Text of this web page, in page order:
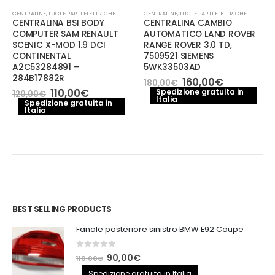
CENTRALINE, LUCI E PARTI ELETTRICHE
CENTRALINA BSI BODY
COMPUTER SAM RENAULT
SCENIC X-MOD 1.9 DCI
CONTINENTAL
A2C53284891 –
284B17882R
120,00€ Il
prezzo
originale
110,00€Il
prezzo
attuale
Spedizione gratuita in
Italia
CENTRALINE, LUCI E PARTI ELETTRICHE
CENTRALINA CAMBIO
AUTOMATICO LAND ROVER
RANGE ROVER 3.0 TD,
7509521 SIEMENS
5WK33503AD
180,00€ Il
prezzo
originale
160,00€Il
prezzo
attuale
Spedizione gratuita in
Italia
BEST SELLING PRODUCTS
Fanale posteriore sinistro BMW E92 Coupe
out of 5
110,00€ Il
prezzo
90,00€Il
prezzo